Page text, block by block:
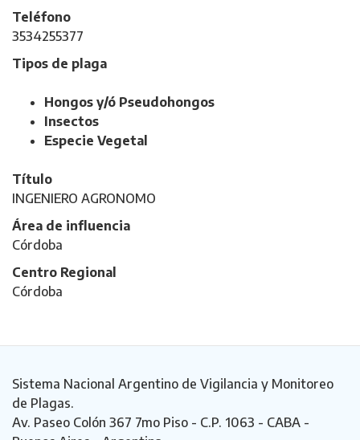
Teléfono
3534255377
Tipos de plaga
Hongos y/ó Pseudohongos
Insectos
Especie Vegetal
Título
INGENIERO AGRONOMO
Área de influencia
Córdoba
Centro Regional
Córdoba
Sistema Nacional Argentino de Vigilancia y Monitoreo
de Plagas.
Av. Paseo Colón 367 7mo Piso - C.P. 1063 - CABA -